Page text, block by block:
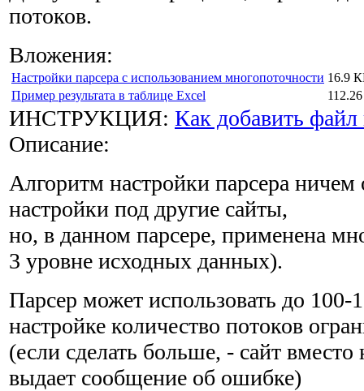
потоков.
Вложения:
Настройки парсера с использованием многопоточности 16.9
Пример результата в таблице Excel
ИНСТРУКЦИЯ: Как добавить файл
Описание:
Алгоритм настройки парсера ничем
настройки под другие сайты,
но, в данном парсере, применена
3 уровне исходных данных).
Парсер может использовать до 100-
настройке количество потоков
(если сделать больше, - сайт
выдает сообщение об ошибке)